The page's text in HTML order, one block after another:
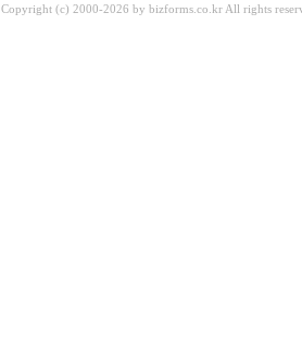
Copyright (c) 2000-2026 by bizforms.co.kr All rights